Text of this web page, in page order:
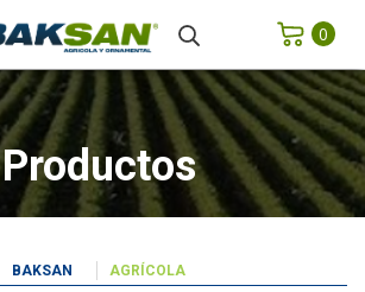
0
Productos
BAKSAN AGRÍCOLA